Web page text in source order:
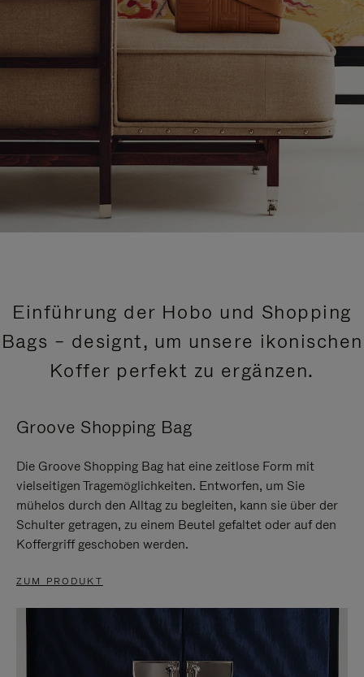
Einführung der Hobo und Shopping
Bags – designt, um unsere ikonischen
Koffer perfekt zu ergänzen.
Groove Shopping Bag
Die Groove Shopping Bag hat eine zeitlose Form mit
vielseitigen Tragemöglichkeiten. Entworfen, um Sie
mühelos durch den Alltag zu begleiten, kann sie über der
Schulter getragen, zu einem Beutel gefaltet oder auf den
Koffergriff geschoben werden.
ZUM PRODUKT